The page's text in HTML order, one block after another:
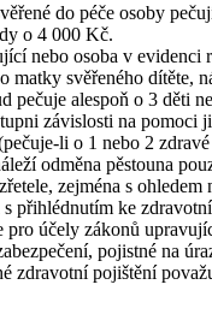
do péče osoby
o 4 000 Kč.
nebo osoba v evidenci
matky svěřeného dítěte,
pečuje alespoň o 3 děti
závislosti na pomoci
li o 1 nebo 2
odměna pěstouna
zejména s ohledem
přihlédnutím ke
pro účely zákonů
pojistné na
zdravotní pojištění